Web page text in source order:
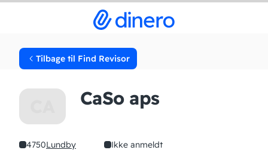
Tilbage til Find Revisor
CaSo aps
4750Lundby
Ikke anmeldt